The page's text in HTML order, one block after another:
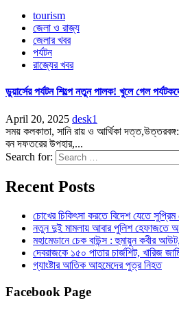
tourism
জেলা ও রাজ্য
জেলার খবর
পর্যটন
রাজ্যের খবর
ডুয়ার্সের পর্যটন শিল্পে নতুন পালক! খুলে গেল
April 20, 2025 desk1
সময় কলকাতা, সানি রায় ও আর্থিকা দত্ত,উত্তরবঙ্গ:-
বন দফতরের উপহার,...
Search for:
Recent Posts
চোখের চিকিৎসা করতে বিদেশ যেতে
নতুন দুই মামলায় আবার পুলিশ হেফাজতে
মহামেডানে চেক বাউন্স : হুমায়ুন কবীর
দেবরাজকে ১৫০ পাতার চার্জশিট, খারিজ
গ্যাংষ্টার আতিক আহমেদের পুত্র নিহত
Facebook Page